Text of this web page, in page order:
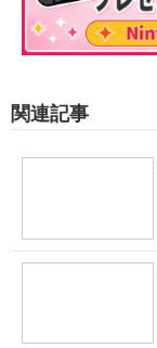
関連記事